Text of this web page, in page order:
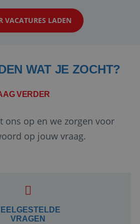
om die droomreis te
VACATURES LADEN
WAT JE ZOCHT?
VERDER
ons op en we zorgen voor
op jouw vraag.
VRAGEN
Google Privacy Policy